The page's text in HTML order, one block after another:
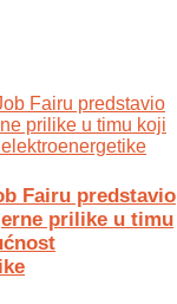
Fairu predstavio
prilike u timu